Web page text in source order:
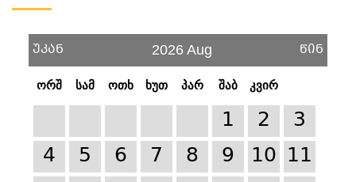
უკან 2026 Aug წინ
ორშ სამ ოთხ ხუთ პარ შაბ კვირ
1 2
3
4
5 6 7 8 9 10 11